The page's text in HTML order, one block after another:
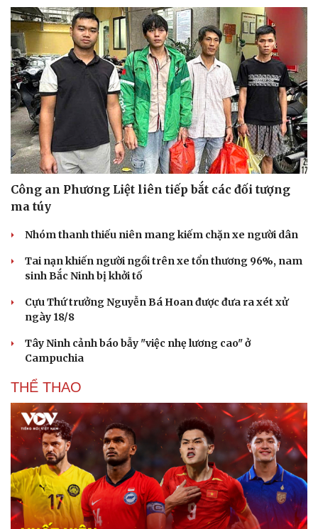
Văn hóa
Sân khấu - Điện ảnh
Văn học
Âm nhạc
Di sản
Giải trí
Nghệ sĩ
Thời trang
Sao Việt
Công an Phương Liệt liên tiếp bắt các đối tượng
ma túy
Nhóm thanh thiếu niên mang kiếm chặn xe người dân
Tai nạn khiến người ngồi trên xe tổn thương 96%, nam
sinh Bắc Ninh bị khởi tố
Cựu Thứ trưởng Nguyễn Bá Hoan được đưa ra xét xử
ngày 18/8
Tây Ninh cảnh báo bẫy "việc nhẹ lương cao" ở
Campuchia
THỂ THAO